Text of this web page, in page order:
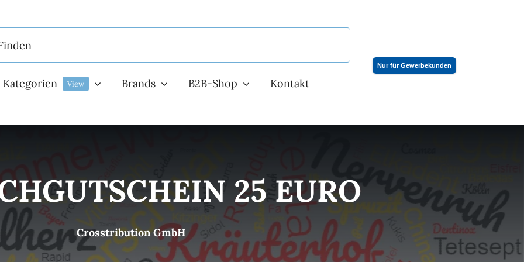
Kategorien View Brands B2B-Shop Kontakt
Nur für Gewerbekunden
25 EURO
Crosstribution GmbH